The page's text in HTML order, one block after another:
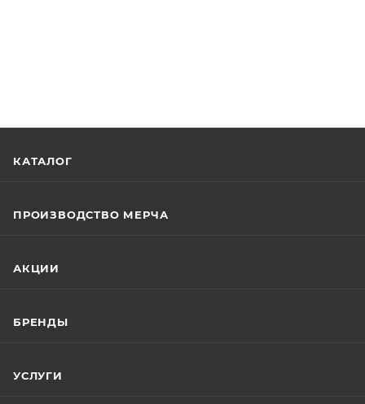
КАТАЛОГ
ПРОИЗВОДСТВО МЕРЧА
АКЦИИ
БРЕНДЫ
УСЛУГИ